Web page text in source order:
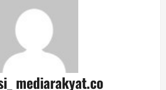
mediarakyat.co